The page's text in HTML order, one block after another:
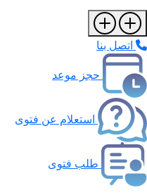
اتصل بنا
حجز موعد
استعلام عن فتوى
طلب فتوى